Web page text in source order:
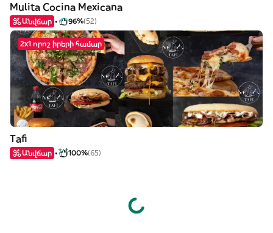
Mulita Cocina Mexicana
Անվճար 96%(52)
2x1 որոշ իրերի համար
Tafi
Անվճար 100%(65)